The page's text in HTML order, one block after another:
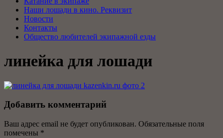
Наши лошади в кино. Реквизит
Новости
Контакты
Общество любителей экипажной езды
линейка для лошади
Добавить комментарий
Ваш адрес email не будет опубликован. Обязательные поля
помечены *